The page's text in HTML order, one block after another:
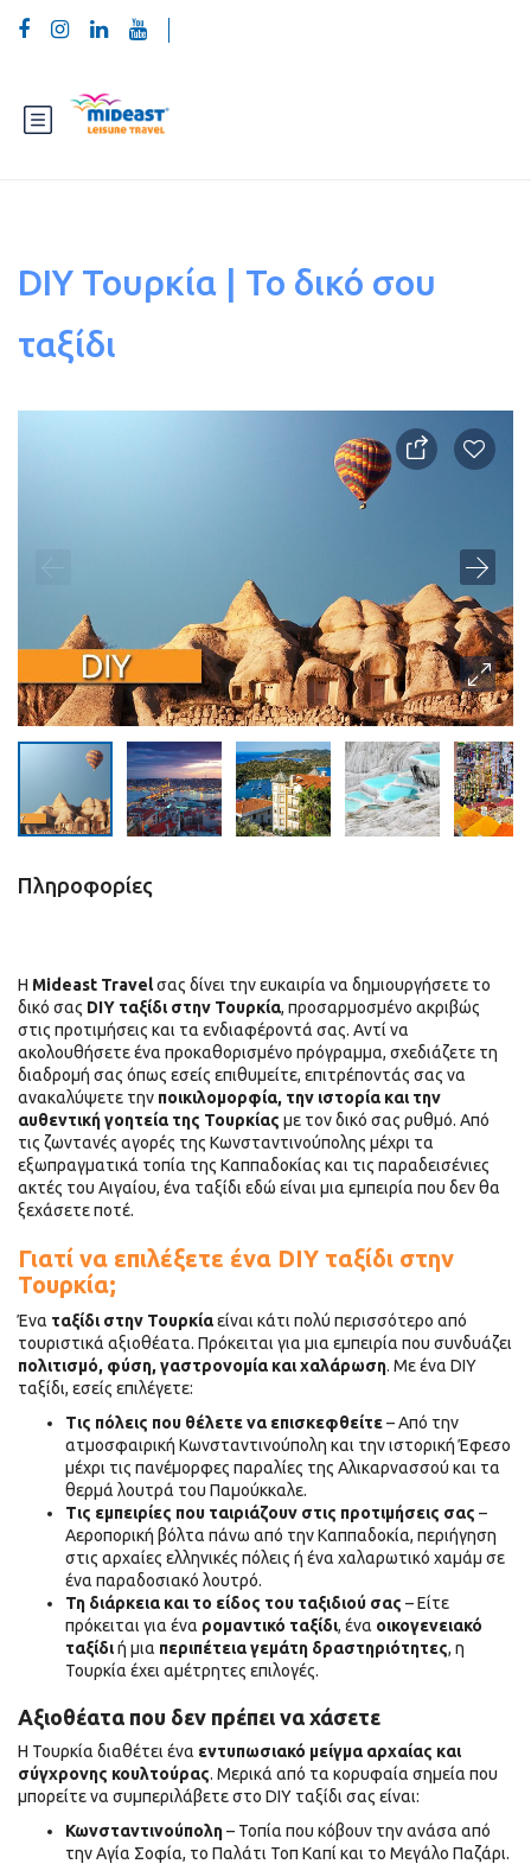
DIY Τουρκία | Το δικό σου
ταξίδι
Πληροφορίες
DIY
Ταξίδι
στην
Τουρκία
–
Ανακαλύψτε
τη
μαγεία
της
Ανατολής
με
δικό
σας
τρόπο
Η Mideast Travelσας δίνει την ευκαιρία να δημιουργήσετε το
δικό σας DIY ταξίδι στην Τουρκία, προσαρμοσμένο ακριβώς
στις προτιμήσεις και τα ενδιαφέροντά σας. Αντί να
ακολουθήσετε ένα προκαθορισμένο πρόγραμμα, σχεδιάζετε τη
διαδρομή σας όπως εσείς επιθυμείτε, επιτρέποντάς σας να
ανακαλύψετε την ποικιλομορφία, την ιστορία και την
αυθεντική γοητεία της Τουρκίας με τον δικό σας ρυθμό. Από
τις ζωντανές αγορές της Κωνσταντινούπολης μέχρι τα
εξωπραγματικά τοπία της Καππαδοκίας και τις παραδεισένιες
ακτές του Αιγαίου, ένα ταξίδι εδώ είναι μια εμπειρία που δεν θα
ξεχάσετε ποτέ.
Γιατί να επιλέξετε ένα DIY ταξίδι στην
Τουρκία;
Ένα ταξίδι στην Τουρκίαείναι κάτι πολύ περισσότερο από
τουριστικά αξιοθέατα. Πρόκειται για μια εμπειρία που συνδυάζει
πολιτισμό, φύση, γαστρονομία και χαλάρωση. Με ένα DIY
ταξίδι, εσείς επιλέγετε:
Τις πόλεις που θέλετε να επισκεφθείτε– Από την
ατμοσφαιρική Κωνσταντινούπολη και την ιστορική Έφεσο
μέχρι τις πανέμορφες παραλίες της Αλικαρνασσού και τα
θερμά λουτρά του Παμούκκαλε.
Τις εμπειρίες που ταιριάζουν στις προτιμήσεις σας –
Αεροπορική βόλτα πάνω από την Καππαδοκία, περιήγηση
στις αρχαίες ελληνικές πόλεις ή ένα χαλαρωτικό χαμάμ σε
ένα παραδοσιακό λουτρό.
Τη διάρκεια και το είδος του ταξιδιού σας – Είτε
πρόκειται για ένα ρομαντικό ταξίδι, ένα οικογενειακό
ταξίδιή μια περιπέτεια γεμάτη δραστηριότητες, η
Τουρκία έχει αμέτρητες επιλογές.
Αξιοθέατα που δεν πρέπει να χάσετε
Η Τουρκία διαθέτει ένα εντυπωσιακό μείγμα αρχαίας και
σύγχρονης κουλτούρας. Μερικά από τα κορυφαία σημεία που
μπορείτε να συμπεριλάβετε στο DIY ταξίδι σας είναι:
Κωνσταντινούπολη– Τοπία που κόβουν την ανάσα από
την Αγία Σοφία, το Παλάτι Τοπ Καπί και το Μεγάλο Παζάρι.